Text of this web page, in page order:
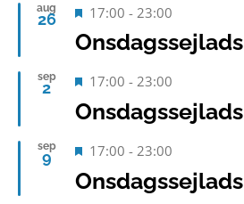
aug
26 Fremhævet
17:00 -23:00
Onsdagssejlads
sep
2 Fremhævet
17:00 -23:00
Onsdagssejlads
sep
9 Fremhævet
17:00 -23:00
Onsdagssejlads